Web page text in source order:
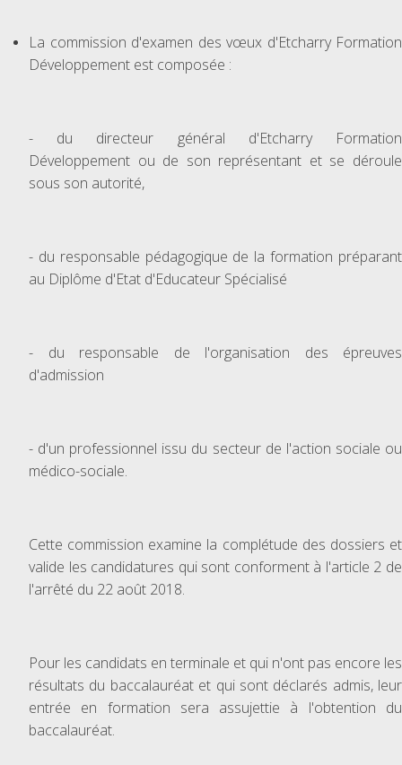
La commission d'examen des vœux d'Etcharry Formation
Développement est composée :
- du directeur général d'Etcharry Formation
Développement ou de son représentant et se déroule
sous son autorité,
- du responsable pédagogique de la formation préparant
au Diplôme d'Etat d'Educateur Spécialisé
- du responsable de l'organisation des épreuves
d'admission
- d'un professionnel issu du secteur de l'action sociale ou
médico-sociale.
Cette commission examine la complétude des dossiers et
valide les candidatures qui sont conforment à l'article 2 de
l'arrêté du 22 août 2018.
Pour les candidats en terminale et qui n'ont pas encore les
résultats du baccalauréat et qui sont déclarés admis, leur
entrée en formation sera assujettie à l'obtention du
baccalauréat.